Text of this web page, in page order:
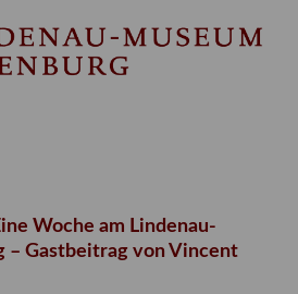
Woche am Lindenau-
– Gastbeitrag von Vincent